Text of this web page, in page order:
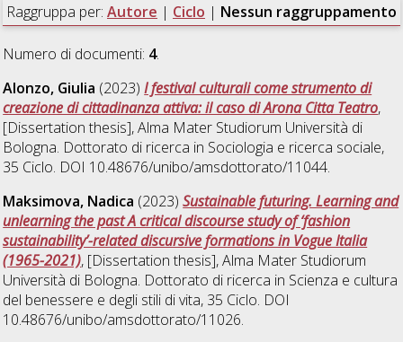
Raggruppa per: Autore | Ciclo | Nessun raggruppamento
Numero di documenti: 4.
Alonzo, Giulia (2023)I festival culturali come strumento di
creazione di cittadinanza attiva: il caso di Arona Citta Teatro,
[Dissertation thesis], Alma Mater Studiorum Università di
Bologna. Dottorato di ricerca in Sociologia e ricerca sociale,
35 Ciclo. DOI 10.48676/unibo/amsdottorato/11044.
Maksimova, Nadica (2023)Sustainable futuring. Learning and
unlearning the past A critical discourse study of ‘fashion
sustainability’-related discursive formations in Vogue Italia
(1965-2021), [Dissertation thesis], Alma Mater Studiorum
Università di Bologna. Dottorato di ricerca in Scienza e cultura
del benessere e degli stili di vita, 35 Ciclo. DOI
10.48676/unibo/amsdottorato/11026.